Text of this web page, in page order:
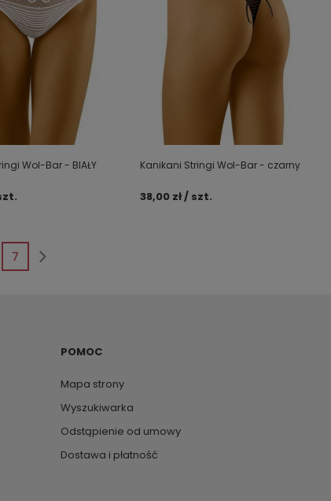
Wol-Bar - BIAŁY Kanikani Stringi Wol-Bar - czarny
38,00 zł / szt.
7
POMOC
Mapa strony
Wyszukiwarka
Odstąpienie od umowy
Dostawa i płatność